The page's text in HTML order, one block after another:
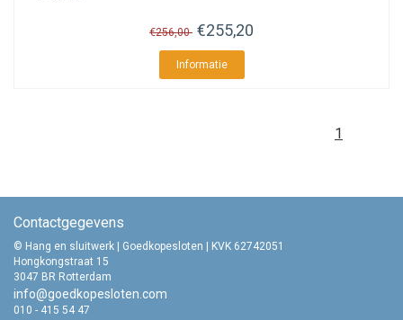
€256,00 €255,20
Informatie
1
Contactgegevens
© Hang en sluitwerk | Goedkopesloten | KVK 62742051
Hongkongstraat 15
3047 BR Rotterdam
info@goedkopesloten.com
010 - 415 54 47